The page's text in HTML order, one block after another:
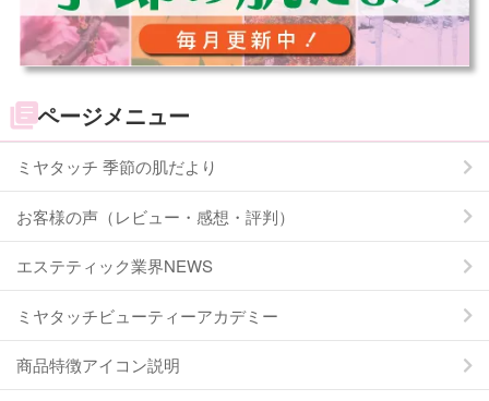
ページメニュー
ミヤタッチ 季節の肌だより
お客様の声（レビュー・感想・評判）
エステティック業界NEWS
ミヤタッチビューティーアカデミー
商品特徴アイコン説明